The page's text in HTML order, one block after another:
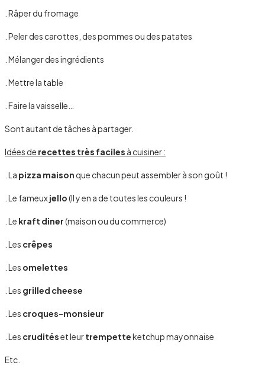
. Râper du fromage
. Peler des carottes, des pommes ou des patates
. Mélanger des ingrédients
. Mettre la table
. Faire la vaisselle…
Sont autant de tâches à partager.
Idées de recettes très faciles à cuisiner :
. La pizza maison que chacun peut assembler à son goût !
. Le fameuxjello(Il y en a de toutes les couleurs !
. Le kraft diner(maison ou du commerce)
. Les crêpes
. Les omelettes
. Les grilled cheese
. Les croques-monsieur
. Les cruditéset leurtrempetteketchup mayonnaise
Etc.